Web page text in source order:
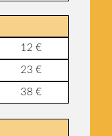
12 €
23 €
38 €